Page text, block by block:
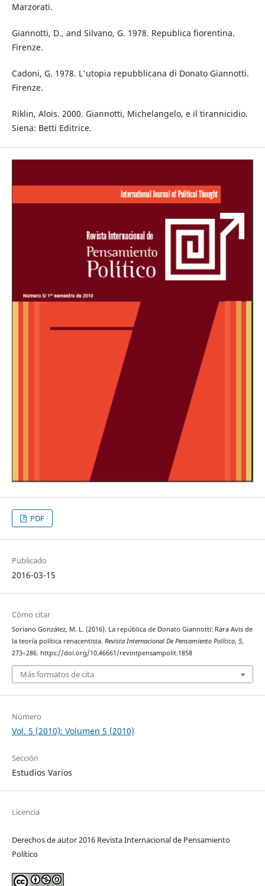
Marzorati.
Giannotti, D., and Silvano, G. 1978. Republica fiorentina.
Firenze.
Cadoni, G. 1978. L'utopia repubblicana di Donato Giannotti.
Firenze.
Riklin, Alois. 2000. Giannotti, Michelangelo, e il tirannicidio.
Siena: Betti Editrice.
PDF
Publicado
2016-03-15
Cómo citar
Soriano González, M. L. (2016). La república de Donato Giannotti: Rara Avis de
la teoría política renacentista. Revista Internacional De Pensamiento Político, 5,
273–286. https://doi.org/10.46661/revintpensampolit.1858
Más formatos de cita
Número
Vol. 5 (2010): Volumen 5 (2010)
Sección
Estudios Varios
Licencia
Derechos de autor 2016 Revista Internacional de Pensamiento
Político